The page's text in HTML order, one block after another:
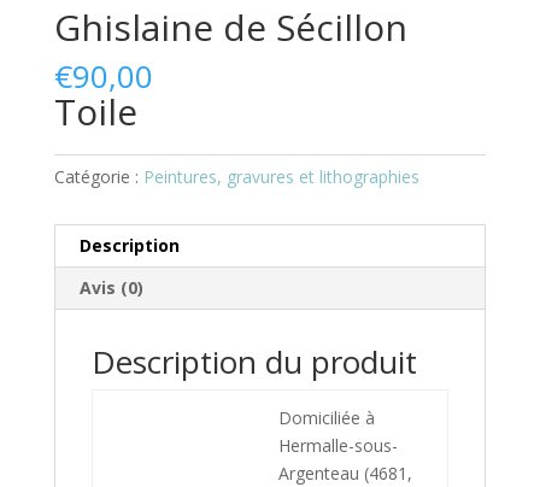
Ghislaine de Sécillon
€90,00
Toile
Catégorie : Peintures, gravures et lithographies
Description
Avis (0)
Description du produit
Domiciliée à
Hermalle-sous-
Argenteau (4681,